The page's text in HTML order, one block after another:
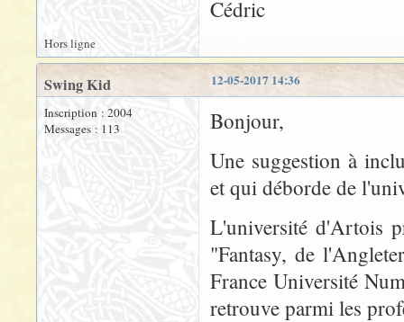
Cédric
Hors ligne
12-05-2017 14:36
Swing Kid
Inscription : 2004
Messages : 113
Bonjour,
Une suggestion à
et qui déborde de
L'université d'Artois
"Fantasy, de
France Université
retrouve parmi les